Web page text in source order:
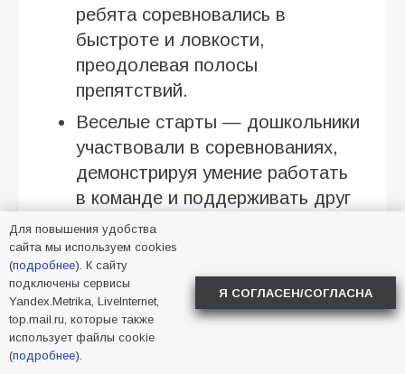
ребята соревновались в
быстроте и ловкости,
преодолевая полосы
препятствий.
Веселые старты — дошкольники
участвовали в соревнованиях,
демонстрируя умение работать
в команде и поддерживать друг
друга.
Спортивные игры на свежем
воздухе — подвижные игры и
соревнования на открытых
площадках стали одними из
самых любимых у детей.
Для повышения удобства
сайта мы используем cookies
(подробнее). К сайту
подключены сервисы
Yandex.Metrika, LiveInternet,
top.mail.ru, которые также
использует файлы cookie
(подробнее).
Я СОГЛАСЕН/СОГЛАСНА